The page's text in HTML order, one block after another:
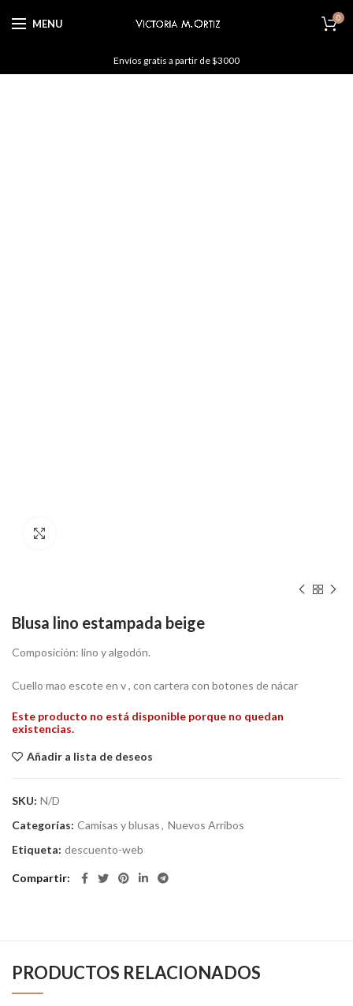
MENU 0
Envíos gratis a partir de $3000
Blusa lino estampada beige
Composición: lino y algodón.
Cuello mao escote en v , con cartera con botones de nácar
Este producto no está disponible porque no quedan
existencias.
Añadir a lista de deseos
SKU: N/D
Categorías: Camisas y blusas, Nuevos Arribos
Etiqueta: descuento-web
Compartir
PRODUCTOS RELACIONADOS